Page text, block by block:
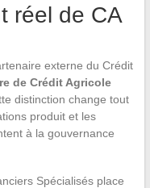
réel de CA
externe du Crédit
de Crédit Agricole
distinction change tout
produit et les
à la gouvernance
Spécialisés place